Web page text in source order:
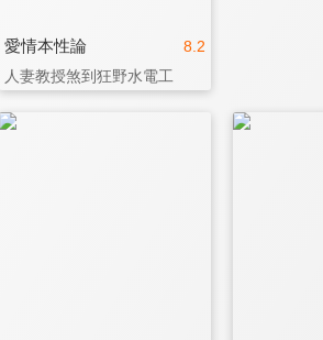
8.2
愛情本性論
人妻教授煞到狂野水電工